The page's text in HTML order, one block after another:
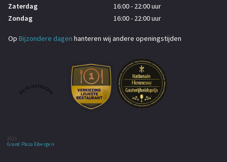
Zaterdag
Zondag
16:00 - 22:00 uur
16:00 - 22:00 uur
Op Bijzondere dagen hanteren wij andere openingstijden
Best restaurant
2021
Grand Plaza Eibergen